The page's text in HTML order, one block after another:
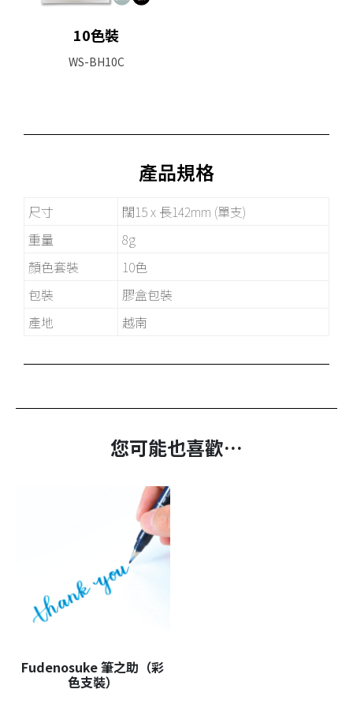
10色裝
WS-BH10C
產品規格
尺寸
闊15 x 長142mm (單支)
重量
8g
顏色套裝
10色
包裝
膠盒包裝
產地
越南
您可能也喜歡…
Fudenosuke 筆之助（彩
色支裝）